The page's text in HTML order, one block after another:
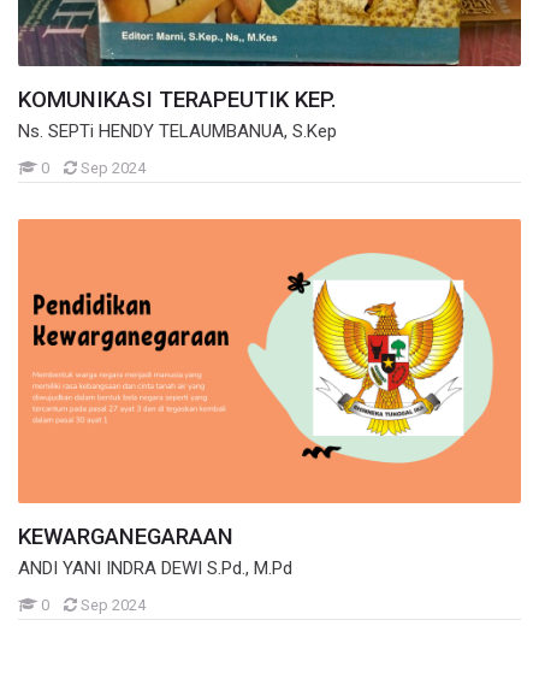
KOMUNIKASI TERAPEUTIK KEP.
Ns. SEPTi HENDY TELAUMBANUA, S.Kep
0Mahasiswa
Sep 2024
KEWARGANEGARAAN
ANDI YANI INDRA DEWI S.Pd., M.Pd
0Mahasiswa
Sep 2024